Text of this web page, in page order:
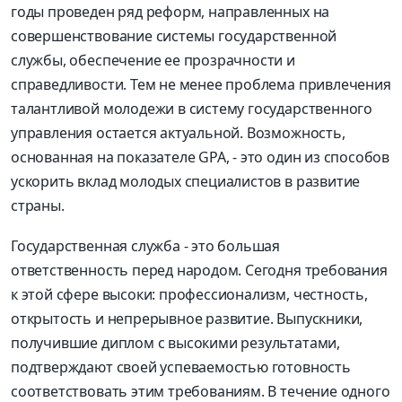
годы проведен ряд реформ, направленных на
совершенствование системы государственной
службы, обеспечение ее прозрачности и
справедливости. Тем не менее проблема привлечения
талантливой молодежи в систему государственного
управления остается актуальной. Возможность,
основанная на показателе GPA, - это один из способов
ускорить вклад молодых специалистов в развитие
страны.
Государственная служба - это большая
ответственность перед народом. Сегодня требования
к этой сфере высоки: профессионализм, честность,
открытость и непрерывное развитие. Выпускники,
получившие диплом с высокими результатами,
подтверждают своей успеваемостью готовность
соответствовать этим требованиям. В течение одного